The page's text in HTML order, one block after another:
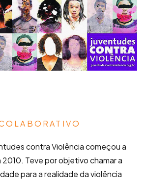
contra Violência começou a
Teve por objetivo chamar a
para a realidade da violência